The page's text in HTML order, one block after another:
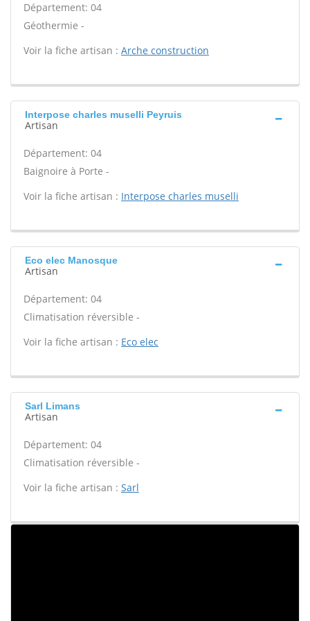
Département: 04
Géothermie -
Voir la fiche artisan : Arche construction
Interpose charles muselli Peyruis
Artisan
Département: 04
Baignoire à Porte -
Voir la fiche artisan : Interpose charles muselli
Eco elec Manosque
Artisan
Département: 04
Climatisation réversible -
Voir la fiche artisan : Eco elec
Sarl Limans
Artisan
Département: 04
Climatisation réversible -
Voir la fiche artisan : Sarl